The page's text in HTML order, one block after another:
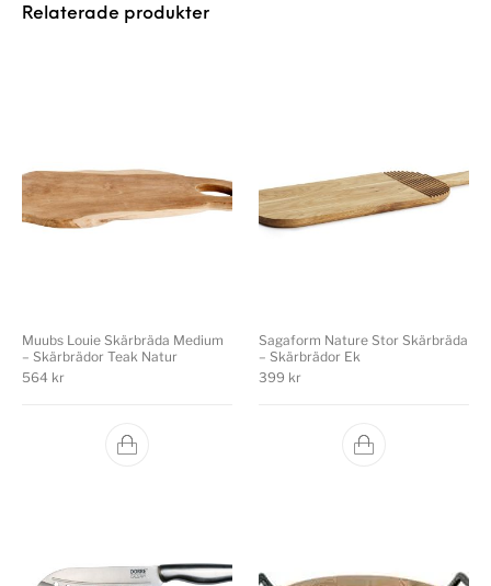
Relaterade produkter
Muubs Louie Skärbräda Medium
– Skärbrädor Teak Natur
564 kr
Sagaform Nature Stor Skärbräda
– Skärbrädor Ek
399 kr